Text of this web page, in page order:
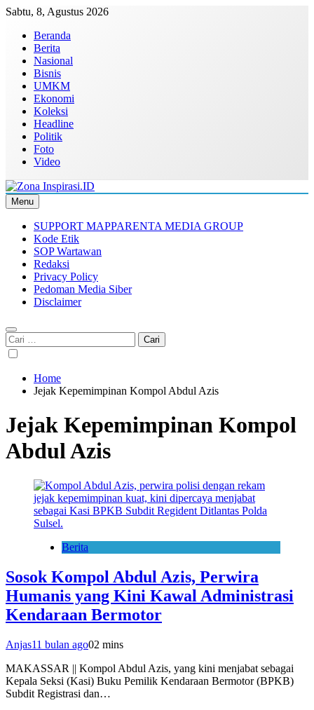
Skip
content
Sabtu, 8, Agustus 2026
Beranda
Berita
Nasional
Bisnis
UMKM
Ekonomi
Koleksi
Headline
Politik
Foto
Video
Zona Inspirasi.ID
Bersama Membangun Semangat Baru
Menu
SUPPORT MAPPARENTA MEDIA GROUP
Kode Etik
SOP Wartawan
Redaksi
Privacy Policy
Pedoman Media Siber
Disclaimer
Cari
untuk:
Home
Jejak Kepemimpinan Kompol Abdul Azis
Jejak Kepemimpinan Kompol
Abdul Azis
Berita
Sosok Kompol Abdul Azis, Perwira
Humanis yang Kini Kawal Administrasi
Kendaraan Bermotor
Anjas11 bulan ago02 mins
MAKASSAR || Kompol Abdul Azis, yang kini menjabat sebagai
Kepala Seksi (Kasi) Buku Pemilik Kendaraan Bermotor (BPKB)
Subdit Registrasi dan…